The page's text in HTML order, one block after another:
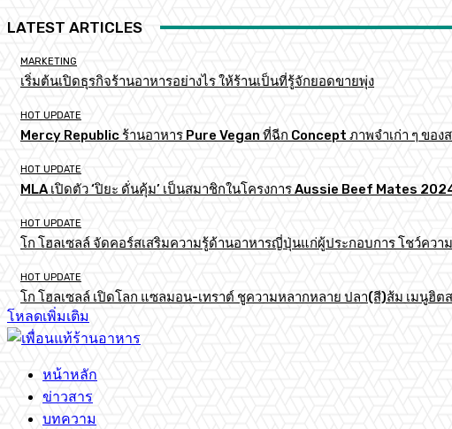
LATEST ARTICLES
MARKETING
เริ่มต้นเปิดธุรกิจร้านอาหารอย่างไร ให้ร้านเป็นที่รู้จักยอดขายพุ่ง
HOT UPDATE
Mercy Republic ร้านอาหาร Pure Vegan ที่ฉีก Concept ภาพจำเก่า ๆ ของ
HOT UPDATE
MLA เปิดตัว ‘ปิยะ ดั่นคุ้ม’ เป็นสมาชิกในโครงการ Aussie Beef Mates
HOT UPDATE
โก โฮลเซลล์ จัดคอร์สเสริมความรู้ด้านอาหารญี่ปุ่นแก่ผู้ประกอบการ โชว์ค
HOT UPDATE
โก โฮลเซลล์ เปิดโลก แซลมอน-เทราต์ ชูความหลากหลาย ปลา(สี)ส้ม เมนูฮิต
โหลดเพิ่มเติม
หน้าหลัก
ข่าวสาร
บทความ